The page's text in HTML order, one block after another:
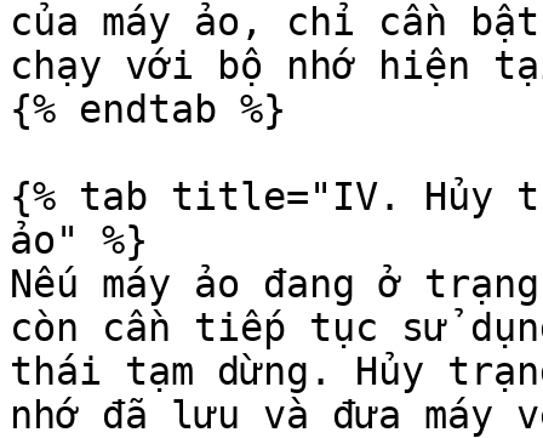
của máy ảo, chỉ cần bật
chạy với bộ nhớ hiện
{% endtab %}
{% tab title="IV. Hủy
ảo" %}
Nếu máy ảo đang ở
còn cần tiếp tục sử
thái tạm dừng. Hủy
nhớ đã lưu và đưa